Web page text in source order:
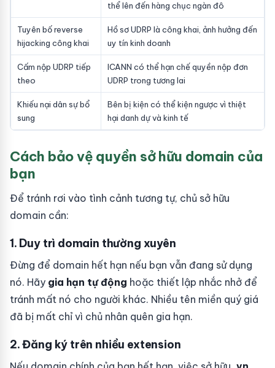
thể lên đến hàng chục ngàn đô
Tuyên bố reverse
hijacking công khai
Hồ sơ UDRP là công khai, ảnh hưởng đến
uy tín kinh doanh
Cấm nộp UDRP tiếp
theo
ICANN có thể hạn chế quyền nộp đơn
UDRP trong tương lai
Khiếu nại dân sự bổ
sung
Bên bị kiện có thể kiện ngược vì thiệt
hại danh dự và kinh tế
Cách bảo vệ quyền sở hữu domain của
bạn
Để tránh rơi vào tình cảnh tương tự, chủ sở hữu
domain cần:
1. Duy trì domain thường xuyên
Đừng để domain hết hạn nếu bạn vẫn đang sử dụng
nó. Hãy gia hạn tự động hoặc thiết lập nhắc nhở để
tránh mất nó cho người khác. Nhiều tên miền quý giá
đã bị mất chỉ vì chủ nhân quên gia hạn.
2. Đăng ký trên nhiều extension